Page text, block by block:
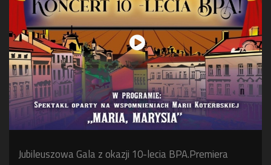
Jubileuszowa Gala z okazji 10-lecia BPA.Premiera